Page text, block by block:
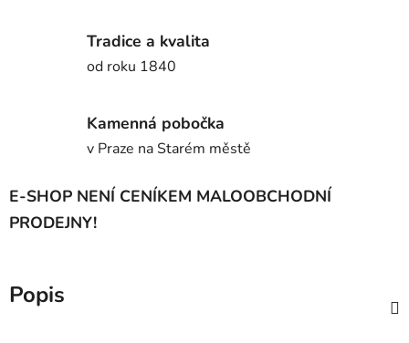
Tradice a kvalita
od roku 1840
Kamenná pobočka
v Praze na Starém městě
E-SHOP NENÍ CENÍKEM MALOOBCHODNÍ
PRODEJNY!
Popis